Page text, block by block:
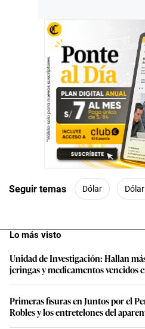
Seguir temas Dólar
Lo más visto
Unidad de Investigación: Hallan
jeringas y medicamentos vencidos
Primeras fisuras en Juntos por el
Robles y los entretelones del